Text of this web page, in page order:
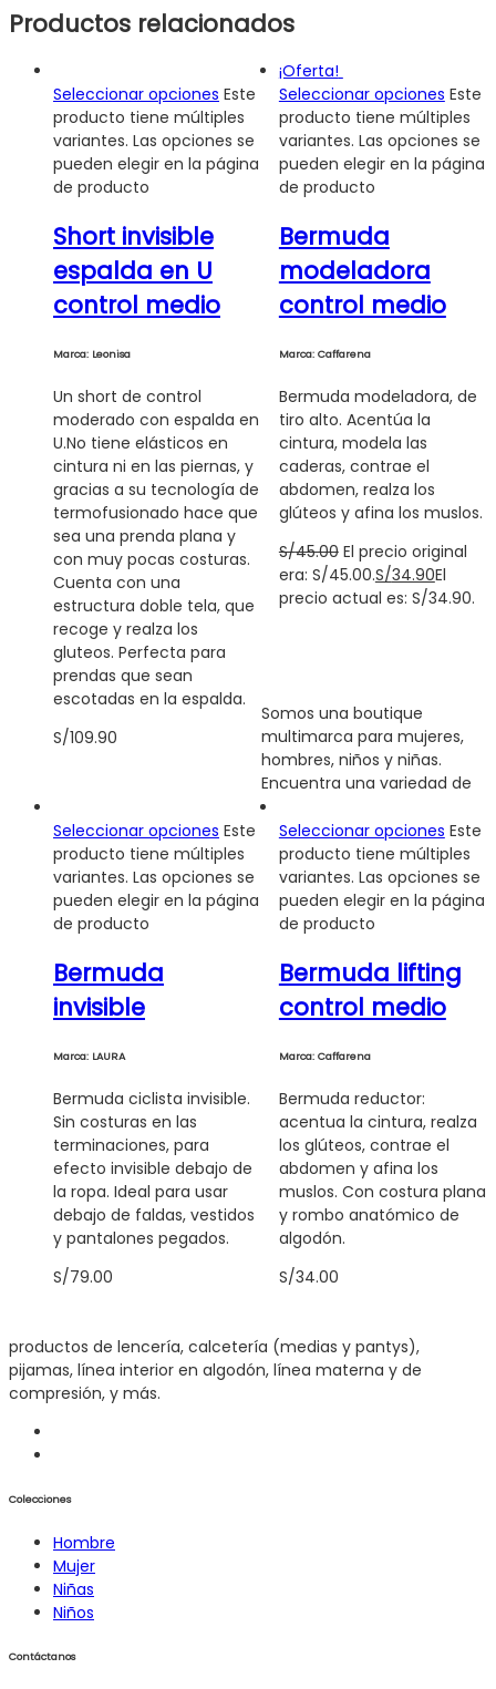
Productos relacionados
Seleccionar opciones Este
producto tiene múltiples
variantes. Las opciones se
pueden elegir en la página
de producto
Short invisible
espalda en U
control medio
Marca: Leonisa
Un short de control
moderado con espalda en
U.No tiene elásticos en
cintura ni en las piernas, y
gracias a su tecnología de
termofusionado hace que
sea una prenda plana y
con muy pocas costuras.
Cuenta con una
estructura doble tela, que
recoge y realza los
gluteos. Perfecta para
prendas que sean
escotadas en la espalda.
S/109.90
¡Oferta!
Seleccionar opciones Este
producto tiene múltiples
variantes. Las opciones se
pueden elegir en la página
de producto
Bermuda
modeladora
control medio
Marca: Caffarena
Bermuda modeladora, de
tiro alto. Acentúa la
cintura, modela las
caderas, contrae el
abdomen, realza los
glúteos y afina los muslos.
S/45.00 El precio original
era: S/45.00.S/34.90El
precio actual es: S/34.90.
Seleccionar opciones Este
producto tiene múltiples
variantes. Las opciones se
pueden elegir en la página
de producto
Bermuda
invisible
Marca: LAURA
Bermuda ciclista invisible.
Sin costuras en las
terminaciones, para
efecto invisible debajo de
la ropa. Ideal para usar
debajo de faldas, vestidos
y pantalones pegados.
S/79.00
Seleccionar opciones Este
producto tiene múltiples
variantes. Las opciones se
pueden elegir en la página
de producto
Bermuda lifting
control medio
Marca: Caffarena
Bermuda reductor:
acentua la cintura, realza
los glúteos, contrae el
abdomen y afina los
muslos. Con costura plana
y rombo anatómico de
algodón.
S/34.00
Somos una boutique
multimarca para mujeres,
hombres, niños y niñas.
Encuentra una variedad de
productos de lencería, calcetería (medias y pantys),
pijamas, línea interior en algodón, línea materna y de
compresión, y más.
Colecciones
Hombre
Mujer
Niñas
Niños
Contáctanos